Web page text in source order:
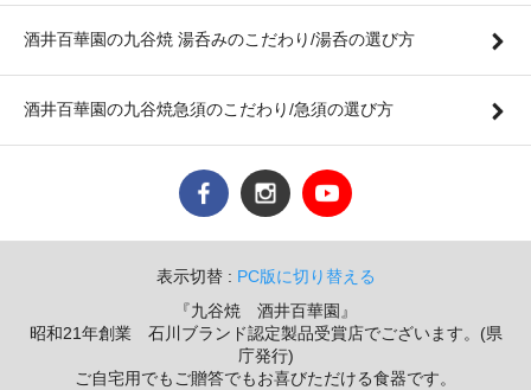
酒井百華園の九谷焼 湯呑みのこだわり/湯呑の選び方
酒井百華園の九谷焼急須のこだわり/急須の選び方
表示切替 : PC版に切り替える
『九谷焼 酒井百華園』
昭和21年創業 石川ブランド認定製品受賞店でございます。(県
庁発行)
ご自宅用でもご贈答でもお喜びただける食器です。